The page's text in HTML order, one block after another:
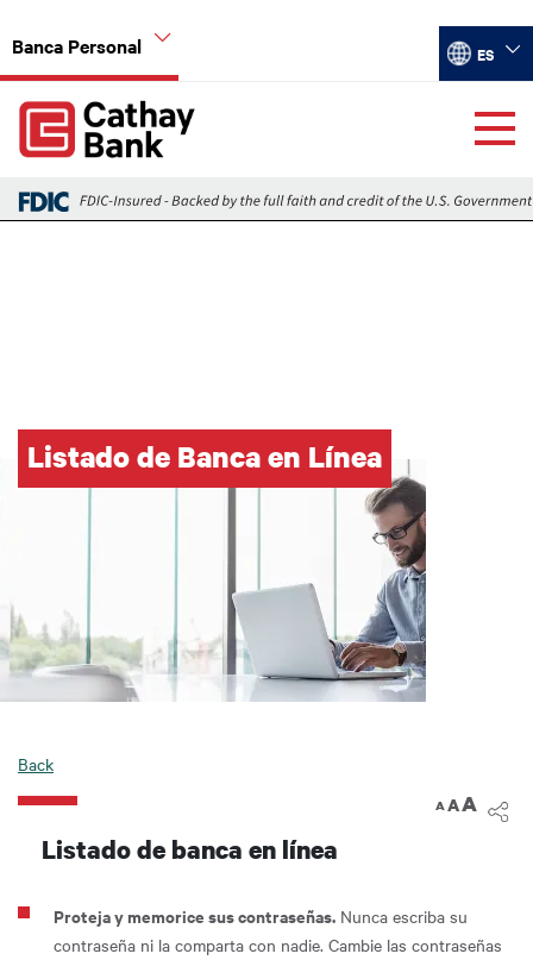
Banca Personal
Global Header Hierarchy Menu
Select
ES
ImagenListado de Banca en Línea
Back
A
A A
Listado de banca en línea
Proteja y memorice sus contraseñas. Nunca escriba su
contraseña ni la comparta con nadie. Cambie las contraseñas